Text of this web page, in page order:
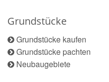
Grundstücke
Grundstücke kaufen
Grundstücke pachten
Neubaugebiete